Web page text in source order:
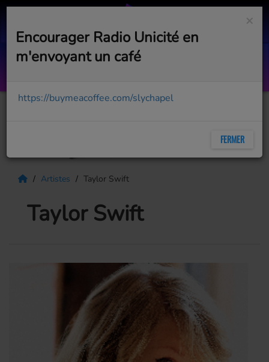
Top Succès - 04 B 08 aout 2026
Artistes Taylor Swift
Taylor Swift
×
Encourager Radio Unicité en
m'envoyant un café
https://buymeacoffee.com/slychapel
FERMER